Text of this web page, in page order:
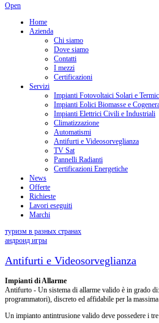
Open
Home
Azienda
Chi siamo
Dove siamo
Contatti
I mezzi
Certificazioni
Servizi
Impianti Fotovoltaici Solari e
Impianti Eolici Biomasse e
Impianti Elettrici Civili e Industriali
Climatizzazione
Automatismi
Antifurti e Videosorveglianza
TV Sat
Pannelli Radianti
Certificazioni Energetiche
News
Offerte
Richieste
Lavori eseguiti
Marchi
туризм в разных странах
андроид игры
Antifurti e Videosorveglianza
Impianti di Allarme
Antifurto - Un sistema di allarme valido è in grado
programmatori), discreto ed affidabile per la massima
Un impianto antintrusione valido deve possedere i